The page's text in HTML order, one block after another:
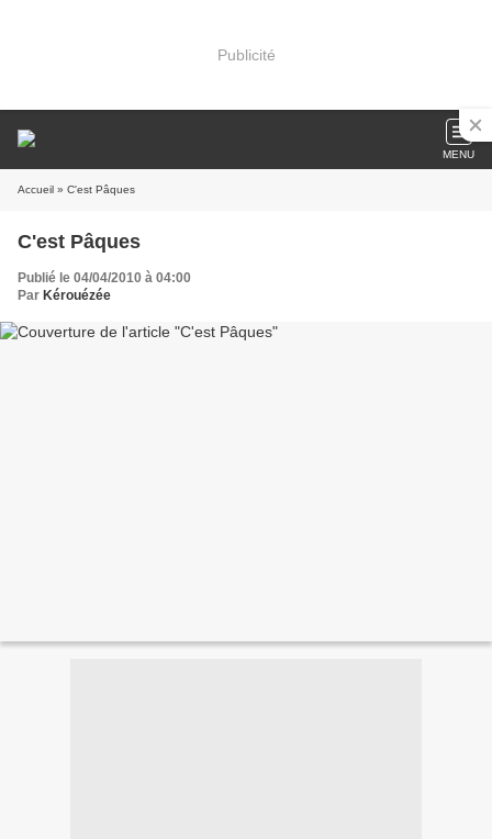
Publicité
MENU
Accueil » C'est Pâques
C'est Pâques
Publié le 04/04/2010 à 04:00
Par Kérouézée